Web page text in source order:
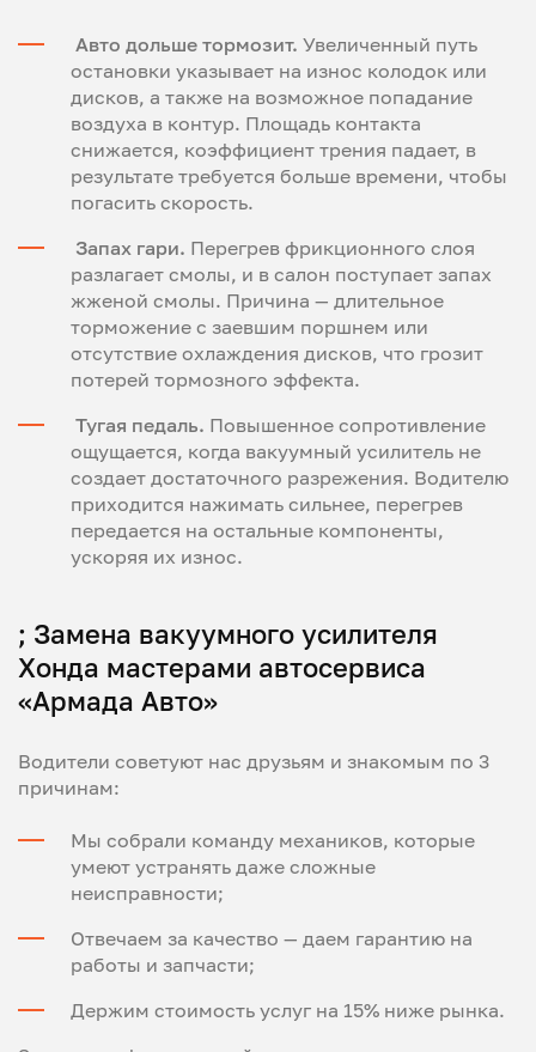
Авто дольше тормозит. Увеличенный путь
остановки указывает на износ колодок или
дисков, а также на возможное попадание
воздуха в контур. Площадь контакта
снижается, коэффициент трения падает, в
результате требуется больше времени, чтобы
погасить скорость.
Запах гари. Перегрев фрикционного слоя
разлагает смолы, и в салон поступает запах
жженой смолы. Причина — длительное
торможение с заевшим поршнем или
отсутствие охлаждения дисков, что грозит
потерей тормозного эффекта.
Тугая педаль. Повышенное сопротивление
ощущается, когда вакуумный усилитель не
создает достаточного разрежения. Водителю
приходится нажимать сильнее, перегрев
передается на остальные компоненты,
ускоряя их износ.
; Замена вакуумного усилителя
Хонда мастерами автосервиса
«Армада Авто»
Водители советуют нас друзьям и знакомым по 3
причинам:
Мы собрали команду механиков, которые
умеют устранять даже сложные
неисправности;
Отвечаем за качество — даем гарантию на
работы и запчасти;
Держим стоимость услуг на 15% ниже рынка.